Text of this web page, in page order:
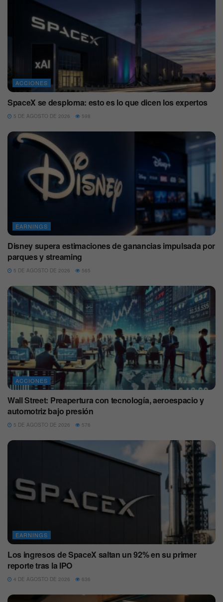
ACCIONES
SpaceX se desploma: esto es lo que dicen los expertos
5 DE AGOSTO DE 2026 598
EARNINGS
Disney supera estimaciones de ganancias impulsada por
parques y streaming
5 DE AGOSTO DE 2026 565
ACCIONES
Wall Street: Preapertura con tecnología, aeroespacio y
automotriz bajo presión
5 DE AGOSTO DE 2026 576
EARNINGS
Los ingresos de SpaceX saltan un 92% en su primer
reporte tras la IPO
4 DE AGOSTO DE 2026 636